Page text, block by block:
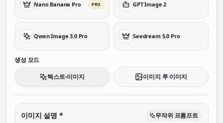
Nano Banana Pro PRO GPT Image 2
Qwen Image 3.0 Pro Seedream 5.0 Pro
생성 모드
텍스트-이미지
이미지 투 이미지
이미지 설명 * 무작위 프롬프트